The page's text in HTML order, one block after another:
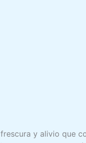
y alivio que